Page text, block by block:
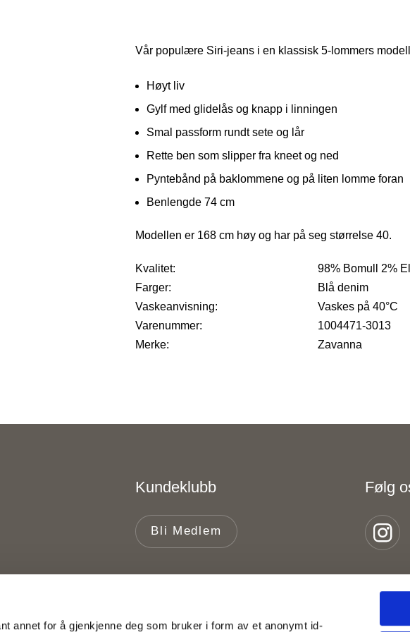
annet for å gjenkjenne deg som bruker i form av et anonymt id-
Vår populære Siri-jeans i en klassisk 5-lommers
Høyt liv
Gylf med glidelås og knapp i linningen
Smal passform rundt sete og lår
Rette ben som slipper fra kneet og ned
Pyntebånd på baklommene og på liten lomme foran
Benlengde 74 cm
Modellen er 168 cm høy og har på seg størrelse 40.
Kvalitet:
98% Bomull 2%
Farger:
Blå denim
Vaskeanvisning:
Vaskes på 40°C
Varenummer:
1004471-3013
Merke:
Zavanna
Kundeklubb
Bli Medlem
Følg